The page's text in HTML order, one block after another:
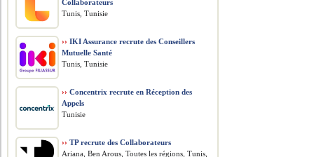
Collaborateurs
Tunis, Tunisie
›› IKI Assurance recrute des Conseillers
Mutuelle Santé
Tunis, Tunisie
›› Concentrix recrute en Réception des
Appels
Tunisie
›› TP recrute des Collaborateurs
Ariana, Ben Arous, Toutes les régions, Tunis,